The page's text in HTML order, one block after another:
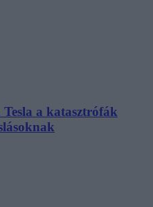
Tesla a katasztrófák